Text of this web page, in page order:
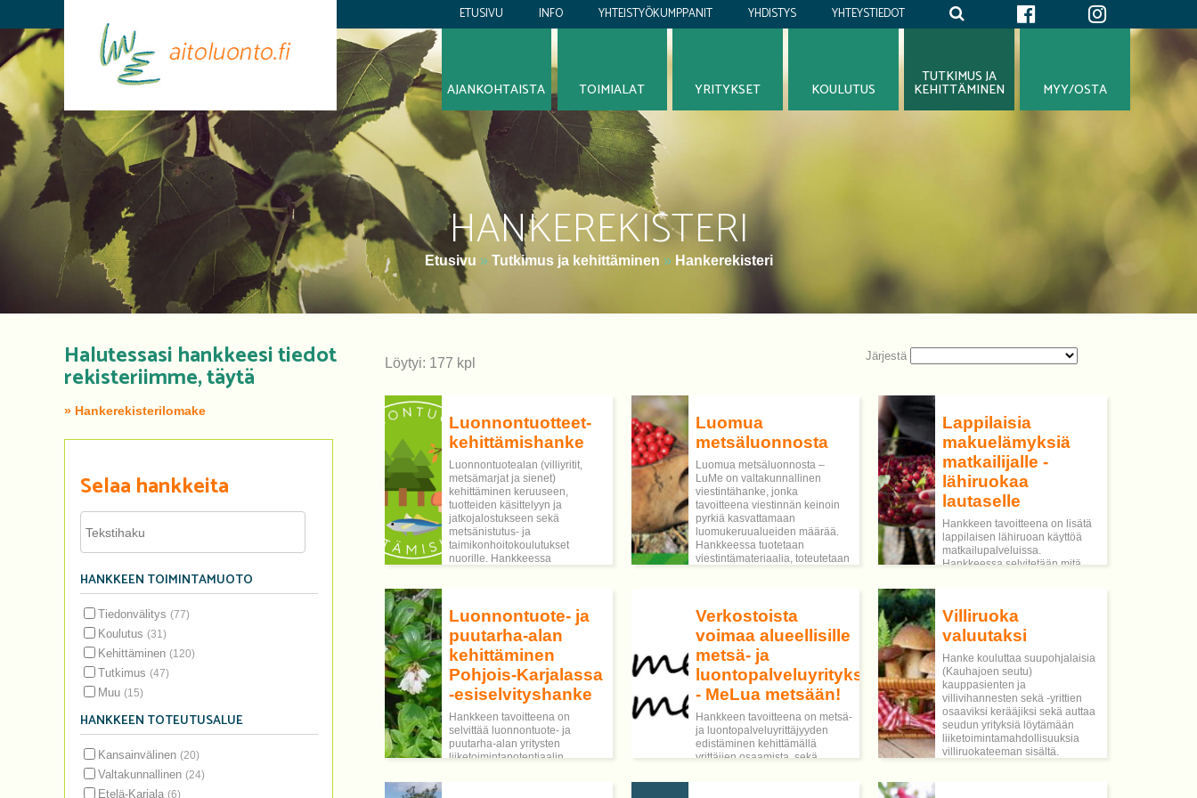
YHTEYSTIEDOT
YHDISTYS
YHTEISTYÖKUMPPANIT
INFO
ETUSIVU
HANKEREKISTERI
Etusivu » Tutkimus ja kehittäminen » Hankerekisteri
MYY/OSTA
TUTKIMUS JA
KEHITTÄMINEN
KOULUTUS
YRITYKSET
TOIMIALAT
AJANKOHTAISTA
Halutessasi hankkeesi tiedot
rekisteriimme, täytä
» Hankerekisterilomake
Selaa hankkeita
Järjestä
HANKKEEN TOIMINTAMUOTO
Tiedonvälitys (77)
Koulutus (31)
Kehittäminen (120)
Tutkimus (47)
Muu (15)
HANKKEEN TOTEUTUSALUE
Kansainvälinen (20)
Valtakunnallinen (24)
Etelä-Karjala (6)
Löytyi: 177 kpl
Luonnontuotteet-
kehittämishanke
Luonnontuotealan (villiyritit,
metsämarjat ja sienet)
kehittäminen keruuseen,
tuotteiden käsittelyyn ja
jatkojalostukseen sekä
metsänistutus- ja
taimikonhoitokoulutukset
nuorille. Hankkeessa
yrittäjinä.
Luomua
metsäluonnosta
Luomua metsäluonnosta –
LuMe on valtakunnallinen
viestintähanke, jonka
tavoitteena viestinnän keinoin
pyrkiä kasvattamaan
luomukeruualueiden määrää.
Hankkeessa tuotetaan
viestintämateriaalia, toteutetaan
viestintää kohderyhmille.
Lappilaisia
makuelämyksiä
matkailijalle -
lähiruokaa
lautaselle
Hankkeen tavoitteena on lisätä
lappilaisen lähiruoan käyttöä
matkailupalveluissa.
Hankkeessa selvitetään mitä
ruokakulttuuriin, suomalaiseen
puhtaaseen ruokaan ja
ruokailumatkailun trendeihin.
Luonnontuote- ja
puutarha-alan
kehittäminen
Pohjois-Karjalassa
-esiselvityshanke
Hankkeen tavoitteena on
selvittää luonnontuote- ja
puutarha-alan yritysten
liiketoimintapotentiaalin
Verkostoista
voimaa alueellisille
metsä- ja
luontopalveluyrityksille
- MeLua metsään!
Hankkeen tavoitteena on metsä-
ja luontopalveluyrittäjyyden
edistäminen kehittämällä
yrittäjien osaamista, sekä
Villiruoka
valuutaksi
Hanke kouluttaa suupohjalaisia
(Kauhajoen seutu)
kauppasienten ja
villivihannesten sekä -yrittien
osaaviksi kerääjiksi sekä auttaa
seudun yrityksiä löytämään
liiketoimintamahdollisuuksia
villiruokateeman sisältä.